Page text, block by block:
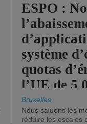
ESPO :
système
quotas
l’UE de 5
tonneaux
brute.
Bruxelles
Nous saluons les
réduire les escales